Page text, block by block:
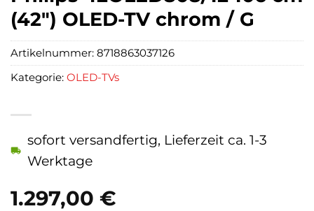
(42″) OLED-TV chrom / G
1.297,00 €
sofort versandfertig, Lieferzeit ca. 1-3
Werktage
Artikelnummer: 8718863037126
Kategorie: OLED-TVs